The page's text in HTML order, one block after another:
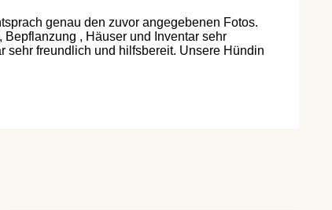
genau den zuvor angegebenen Fotos.
, Häuser und Inventar sehr
sehr freundlich und hilfsbereit. Unsere Hündin